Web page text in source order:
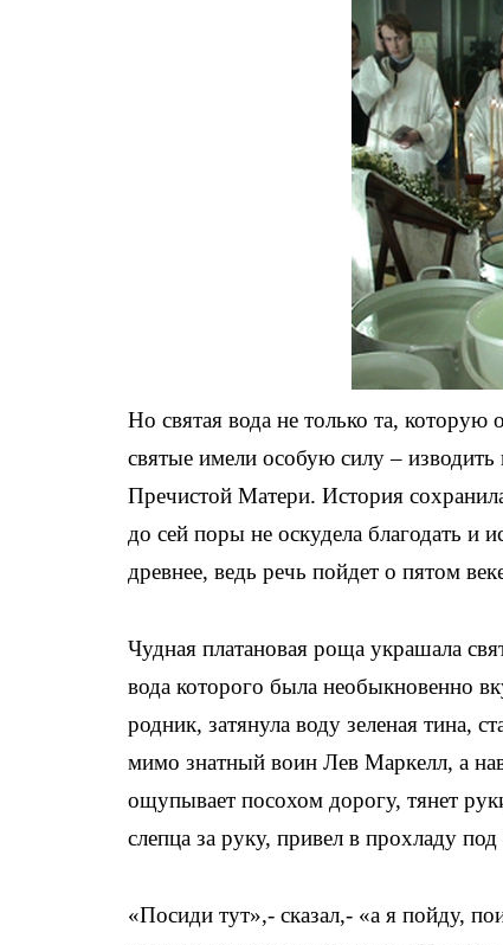
Но святая вода не только та,
святые имели особую силу –
Пречистой Матери. История
до сей поры не оскудела благодать и
древнее, ведь речь пойдет о пятом
Чудная платановая роща украшала
вода которого была необыкновенно
родник, затянула воду зеленая тина,
мимо знатный воин Лев Маркелл, а
ощупывает посохом дорогу, тянет
слепца за руку, привел в прохладу
«Посиди тут»,- сказал,- «а я пойду,